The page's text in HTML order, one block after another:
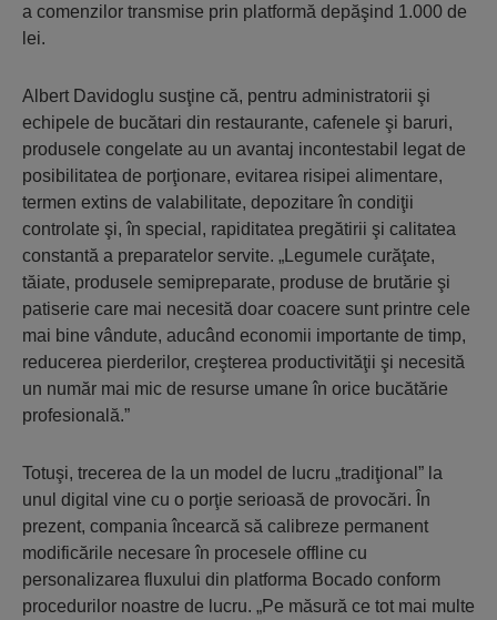
a comenzilor transmise prin platformă depăşind 1.000 de
lei.
Albert Davidoglu susţine că, pentru administratorii şi
echipele de bucătari din restaurante, cafenele şi baruri,
produsele congelate au un avantaj incontestabil legat de
posibilitatea de porţionare, evitarea risipei alimentare,
termen extins de valabilitate, depozitare în condiţii
controlate şi, în special, rapiditatea pregătirii şi calitatea
constantă a preparatelor servite. „Legumele curăţate,
tăiate, produsele semipreparate, produse de brutărie şi
patiserie care mai necesită doar coacere sunt printre cele
mai bine vândute, aducând economii importante de timp,
reducerea pierderilor, creşterea productivităţii şi necesită
un număr mai mic de resurse umane în orice bucătărie
profesională.”
Totuşi, trecerea de la un model de lucru „tradiţional” la
unul digital vine cu o porţie serioasă de provocări. În
prezent, compania încearcă să calibreze permanent
modificările necesare în procesele offline cu
personalizarea fluxului din platforma Bocado conform
procedurilor noastre de lucru. „Pe măsură ce tot mai multe